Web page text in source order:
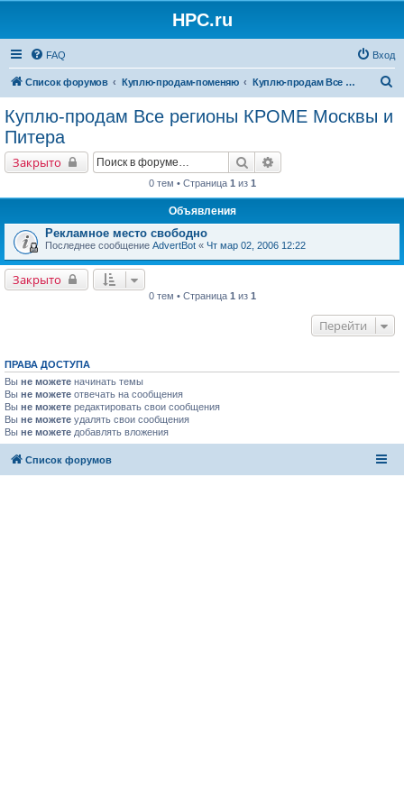
HPC.ru
FAQ Вход
Список форумов Куплю-продам-поменяю Куплю-продам Все регионы КРОМЕ Москвы и Питера
Куплю-продам Все регионы КРОМЕ Москвы и
Питера
Закрыто Поиск
0 тем • Страница 1 из 1
Объявления
Рекламное место свободно
Последнее сообщение AdvertBot « Чт мар 02, 2006 12:22
Закрыто
0 тем • Страница 1 из 1
Перейти
ПРАВА ДОСТУПА
Вы не можете начинать темы
Вы не можете отвечать на сообщения
Вы не можете редактировать свои сообщения
Вы не можете удалять свои сообщения
Вы не можете добавлять вложения
Список форумов